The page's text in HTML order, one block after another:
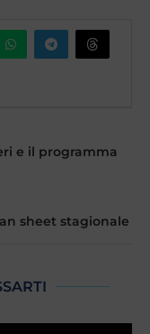
e il programma
sheet stagionale